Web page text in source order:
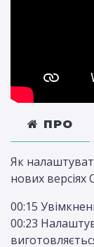
ПРО
Як
нових версіях
00:15
00:23